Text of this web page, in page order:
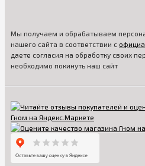
Мы получаем и обрабатываем
нашего сайта в соответствии с
даете согласия на обработку своих
необходимо покинуть наш сайт